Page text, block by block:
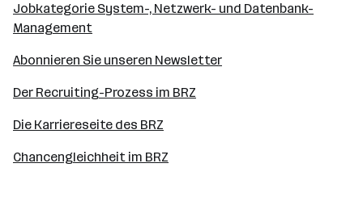
Jobkategorie System-, Netzwerk- und Datenbank-
Management
Abonnieren Sie unseren Newsletter
Der Recruiting-Prozess im BRZ
Die Karriereseite des BRZ
Chancengleichheit im BRZ